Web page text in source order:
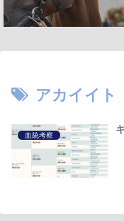
アカイイト
血統考察